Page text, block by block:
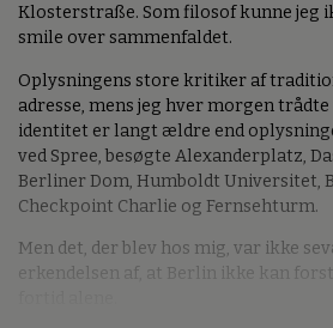
Klosterstraße. Som filosof kunne jeg
smile over sammenfaldet.
Oplysningens store kritiker af
adresse, mens jeg hver morgen trådte
identitet er langt ældre end
ved Spree, besøgte Alexanderplatz,
Berliner Dom, Humboldt Universitet,
Checkpoint Charlie og Fernsehturm.
Men det, der blev hos mig, var ikke
erkendelsen af, at Berlin ikke kan